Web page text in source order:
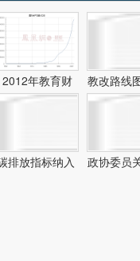
2012年教育财
政
教改路线
排放指标纳入 政协委员